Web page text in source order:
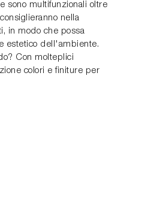
sono multifunzionali oltre
nella
in modo che possa
estetico dell'ambiente.
Con molteplici
colori e finiture per